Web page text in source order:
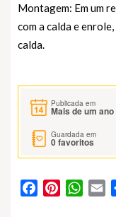
Montagem: Em um
com a calda e
calda.
Publicada em
Mais de um ano
Guardada em
0favoritos
FacebookPinterest